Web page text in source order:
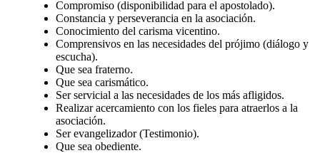
Compromiso (disponibilidad para el apostolado).
Constancia y perseverancia en la asociación.
Conocimiento del carisma vicentino.
Comprensivos en las necesidades del prójimo (diálogo y
escucha).
Que sea fraterno.
Que sea carismático.
Ser servicial a las necesidades de los más afligidos.
Realizar acercamiento con los fieles para atraerlos a la
asociación.
Ser evangelizador (Testimonio).
Que sea obediente.